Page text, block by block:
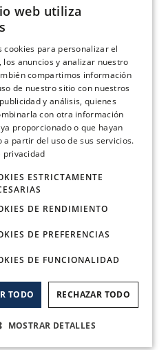
Contacto FAQ'S
Aviso legalMapa web
CATALAN
GERMAN
FRENCH
ITALIAN
web utiliza
cookies para personalizar el
los anuncios y analizar nuestro
compartimos información
de nuestro sitio con nuestros
y análisis, quienes
con otra información
proporcionado o que hayan
a partir del uso de sus servicios.
privacidad
ESTRICTAMENTE
DE RENDIMIENTO
DE PREFERENCIAS
DE FUNCIONALIDAD
TODO RECHAZAR TODO
MOSTRAR DETALLES